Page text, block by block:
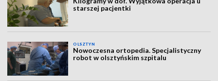
starszej pacjentki
OLSZTYN
Nowoczesna ortopedia. Specjalistyczny
robot w olsztyńskim szpitalu